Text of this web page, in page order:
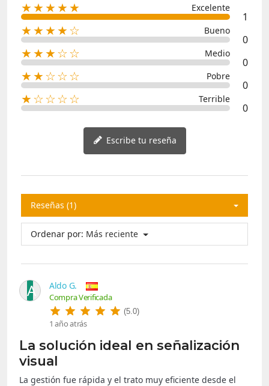
★★★★★ Excelente
1
★★★★☆
Bueno
0
★★★☆☆
Medio
0
★★☆☆☆
Pobre
0
★☆☆☆☆
Terrible
0
Escribe tu reseña
Reseñas (1)
Ordenar por: Más reciente
A Aldo G.
Compra Verificada
(5.0)
1 año atrás
La solución ideal en señalización
visual
La gestión fue rápida y el trato muy eficiente desde el